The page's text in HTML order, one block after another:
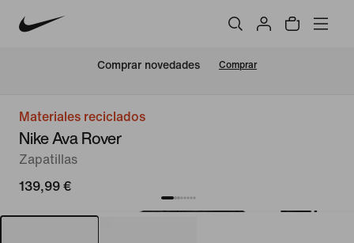
Comprar novedades Comprar
Materiales reciclados
Nike Ava Rover
Zapatillas
139,99 €